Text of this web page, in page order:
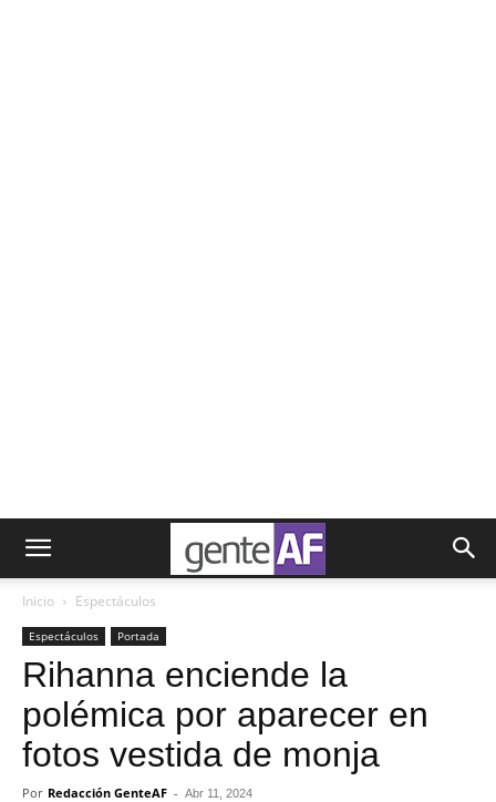
Inicio Espectáculos
Espectáculos Portada
Rihanna enciende la
polémica por aparecer en
fotos vestida de monja
Por Redacción GenteAF - Abr 11, 2024